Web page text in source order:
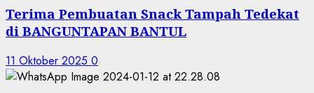
Terima Pembuatan Snack Tampah Tedekat
di BANGUNTAPAN BANTUL
11 Oktober 2025 0